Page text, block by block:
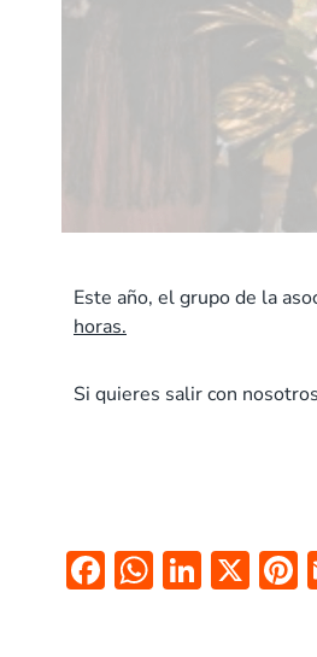
Este año, el grupo de la
horas.
Si quieres salir con
F
ac
W
h
Li
n
X